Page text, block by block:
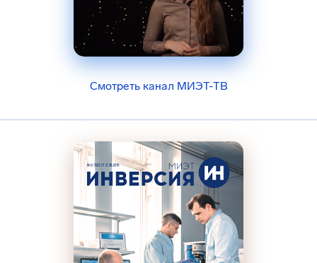
Смотреть канал МИЭТ-ТВ